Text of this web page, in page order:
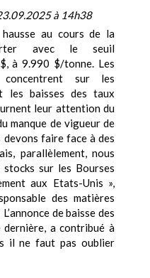
à 14h38
au cours de la
avec le seuil
à 9.990 $/tonne. Les
sur les
les baisses des taux
leur attention du
manque de vigueur de
devons faire face à des
parallèlement, nous
sur les Bourses
aux Etats-Unis »,
des matières
de baisse des
dernière, a contribué à
il ne faut pas oublier